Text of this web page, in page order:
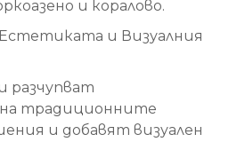
и коралово.
и Визуалния
разчупват
традиционните
и добавят визуален